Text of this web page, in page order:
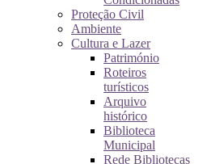
Proteção Civil
Ambiente
Cultura e Lazer
Património
Roteiros
turísticos
Arquivo
histórico
Biblioteca
Municipal
Rede Bibliotecas